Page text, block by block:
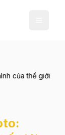
của thế giới